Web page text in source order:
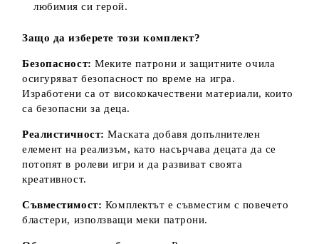
любимия си герой.
Защо да изберете този комплект?
Безопасност: Меките патрони и защитните очила
осигуряват безопасност по време на игра.
Изработени са от висококачествени материали, които
са безопасни за деца.
Реалистичност: Маската добавя допълнителен
елемент на реализъм, като насърчава децата да се
потопят в ролеви игри и да развиват своята
креативност.
Съвместимост: Комплектът е съвместим с повечето
бластери, използващи меки патрони.